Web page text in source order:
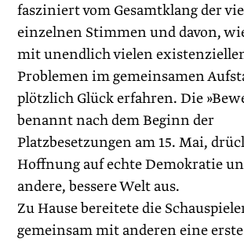
fasziniert vom Gesamtklang der
einzelnen Stimmen und davon,
mit unendlich vielen
Problemen im gemeinsamen
plötzlich Glück erfahren. Die
benannt nach dem Beginn der
Platzbesetzungen am 15. Mai,
Hoffnung auf echte Demokratie
andere, bessere Welt aus.
Zu Hause bereitete die
gemeinsam mit anderen eine erste